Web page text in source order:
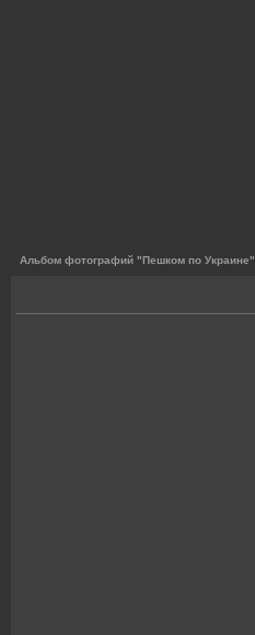
Альбом фотографий "Пешком по Украине"